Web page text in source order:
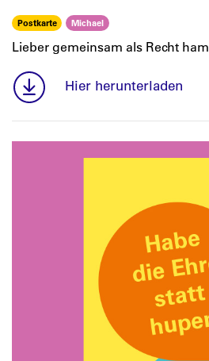
Postkarte Michael
Lieber gemeinsam als Recht ham
Hier herunterladen